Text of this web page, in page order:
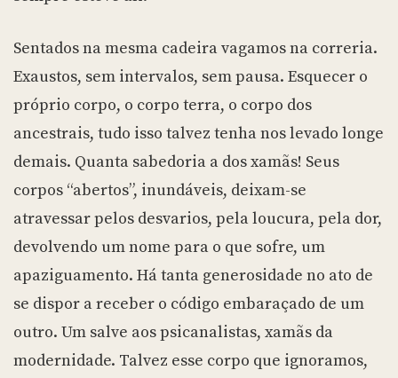
Sentados na mesma cadeira vagamos na correria.
Exaustos, sem intervalos, sem pausa. Esquecer o
próprio corpo, o corpo terra, o corpo dos
ancestrais, tudo isso talvez tenha nos levado longe
demais. Quanta sabedoria a dos xamãs! Seus
corpos “abertos”, inundáveis, deixam-se
atravessar pelos desvarios, pela loucura, pela dor,
devolvendo um nome para o que sofre, um
apaziguamento. Há tanta generosidade no ato de
se dispor a receber o código embaraçado de um
outro. Um salve aos psicanalistas, xamãs da
modernidade. Talvez esse corpo que ignoramos,